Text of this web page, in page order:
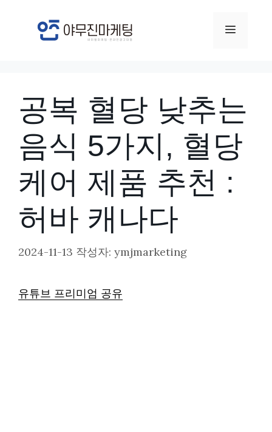
메
공복 혈당 낮추는
음식 5가지, 혈당
케어 제품 추천 :
허바 캐나다
2024-11-13 작성자: ymjmarketing
유튜브 프리미엄 공유